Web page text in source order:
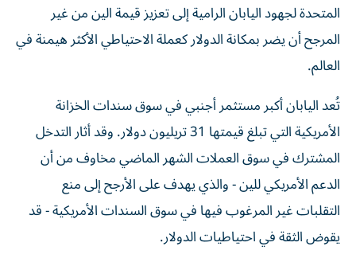
المتحدة لجهود اليابان الرامية إلى تعزيز قيمة الين من غير
المرجح أن يضر بمكانة الدولار كعملة الاحتياطي الأكثر هيمنة في
العالم.
تُعد اليابان أكبر مستثمر أجنبي في سوق سندات الخزانة
الأمريكية التي تبلغ قيمتها 31 تريليون دولار. وقد أثار التدخل
المشترك في سوق العملات الشهر الماضي مخاوف من أن
الدعم الأمريكي للين - والذي يهدف على الأرجح إلى منع
التقلبات غير المرغوب فيها في سوق السندات الأمريكية - قد
يقوض الثقة في احتياطيات الدولار.